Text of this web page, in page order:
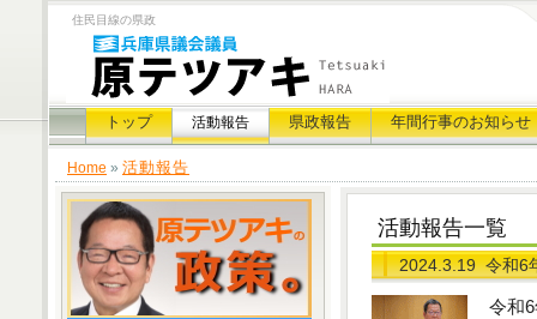
住民目線の県政
トップ 活動報告 県政報告 年間行事のお知らせ
Home » 活動報告
活動報告一覧
2024.3.19令和6
令和